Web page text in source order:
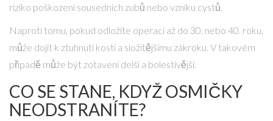
riziko poškození sousedních zubů nebo vzniku cystů.
Naproti tomu, pokud odložíte operaci až do 30. nebo 40. roku,
může dojít k ztuhnutí kosti a složitějšímu zákroku. V takovém
případě může být zotavení delší a bolestivější.
CO SE STANE, KDYŽ OSMIČKY
NEODSTRANÍTE?